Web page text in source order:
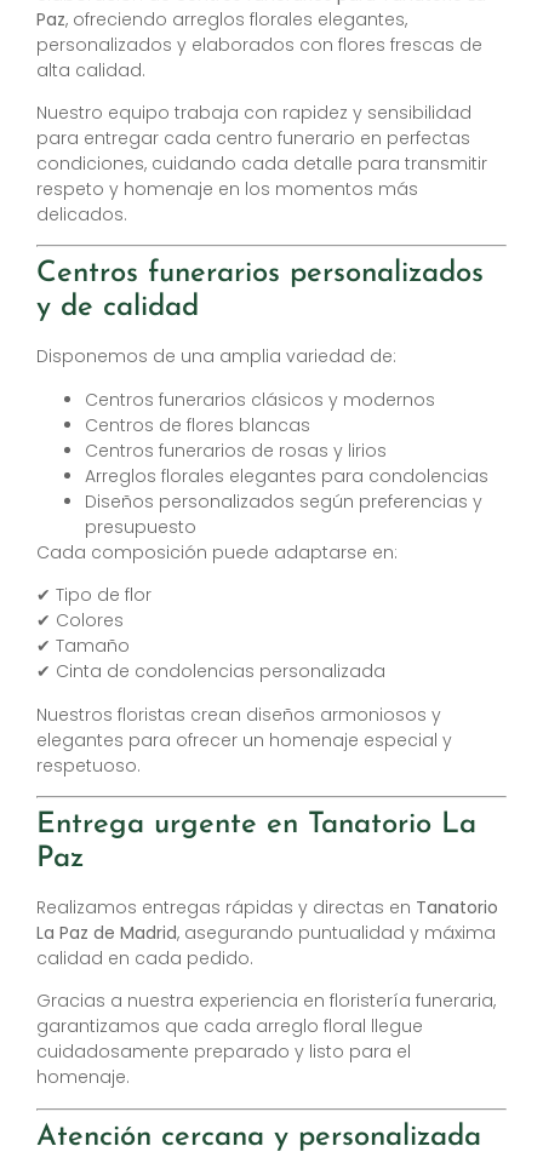
Paz, ofreciendo arreglos florales elegantes,
personalizados y elaborados con flores frescas de
alta calidad.
Nuestro equipo trabaja con rapidez y sensibilidad
para entregar cada centro funerario en perfectas
condiciones, cuidando cada detalle para transmitir
respeto y homenaje en los momentos más
delicados.
Centros funerarios personalizados
y de calidad
Disponemos de una amplia variedad de:
Centros funerarios clásicos y modernos
Centros de flores blancas
Centros funerarios de rosas y lirios
Arreglos florales elegantes para condolencias
Diseños personalizados según preferencias y
presupuesto
Cada composición puede adaptarse en:
✔ Tipo de flor
✔ Colores
✔ Tamaño
✔ Cinta de condolencias personalizada
Nuestros floristas crean diseños armoniosos y
elegantes para ofrecer un homenaje especial y
respetuoso.
Entrega urgente en Tanatorio La
Paz
Realizamos entregas rápidas y directas en Tanatorio
La Paz de Madrid, asegurando puntualidad y máxima
calidad en cada pedido.
Gracias a nuestra experiencia en floristería funeraria,
garantizamos que cada arreglo floral llegue
cuidadosamente preparado y listo para el
homenaje.
Atención cercana y personalizada